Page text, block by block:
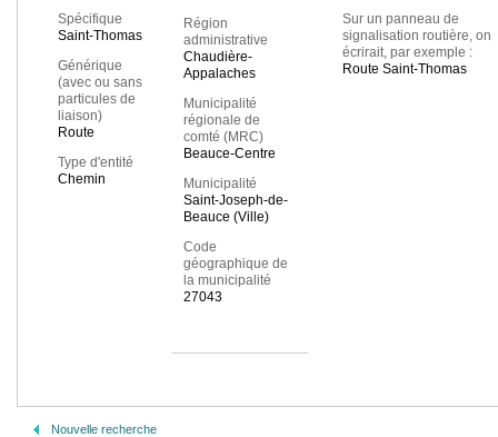
Spécifique
Saint-Thomas
Générique
(avec ou sans
particules de
liaison)
Route
Type d'entité
Chemin
Région
administrative
Chaudière-
Appalaches
Municipalité
régionale de
comté (MRC)
Beauce-Centre
Municipalité
Saint-Joseph-de-
Beauce (Ville)
Code
géographique de
la municipalité
27043
Sur un panneau de
signalisation routière, on
écrirait, par exemple :
Route Saint-Thomas
Nouvelle recherche